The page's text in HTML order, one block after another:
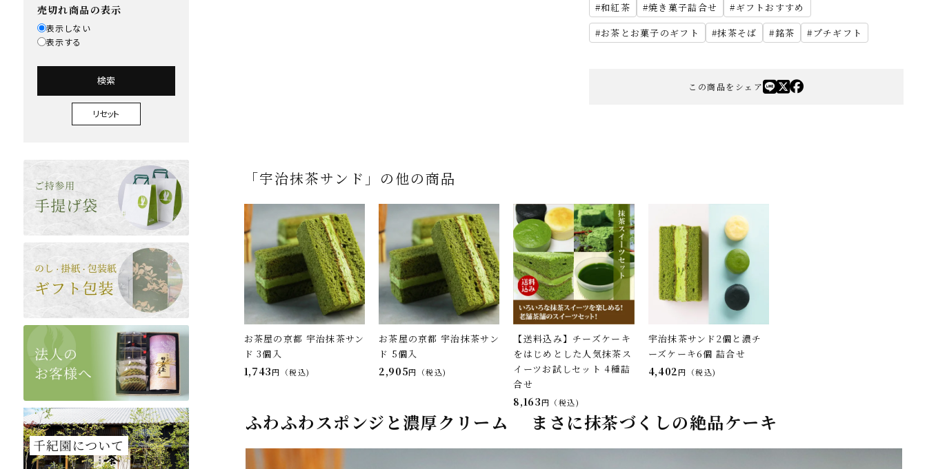
売切れ商品の表示
表示しない
表示する
検索
リセット
和紅茶
焼き菓子詰合せ
ギフトおすすめ
お茶とお菓子のギフト
抹茶そば 銘茶 プチギフト
この商品をシェア
「宇治抹茶サンド」の他の商品
お茶屋の京都 宇治抹茶サン
ド 3個入
1,743 税込
お茶屋の京都 宇治抹茶サン
ド 5個入
2,905 税込
【送料込み】チーズケーキ
をはじめとした人気抹茶ス
イーツお試しセット 4種詰
合せ
8,163 税込
宇治抹茶サンド2個と濃チ
ーズケーキ6個 詰合せ
4,402 税込
ふわふわスポンジと濃厚クリーム まさに抹茶づくしの絶品ケーキ